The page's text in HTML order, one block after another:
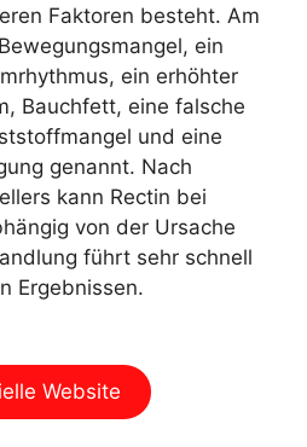
Faktoren besteht. Am
ein
ein erhöhter
Bauchfett, eine falsche
und eine
genannt. Nach
kann Rectin bei
von der Ursache
führt sehr schnell
Ergebnissen.
Website